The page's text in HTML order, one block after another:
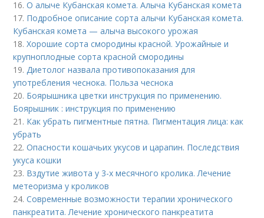
16.О алыче Кубанская комета. Алыча Кубанская комета
17. Подробное описание сорта алычи Кубанская комета.
Кубанская комета — алыча высокого урожая
18.Хорошие сорта смородины красной. Урожайные и
крупноплодные сорта красной смородины
19. Диетолог назвала противопоказания для
употребления чеснока. Польза чеснока
20. Боярышника цветки инструкция по применению.
Боярышник : инструкция по применению
21. Как убрать пигментные пятна. Пигментация лица: как
убрать
22.Опасности кошачьих укусов и царапин. Последствия
укуса кошки
23. Вздутие живота у 3-х месячного кролика. Лечение
метеоризма у кроликов
24.Современные возможности терапии хронического
панкреатита. Лечение хронического панкреатита